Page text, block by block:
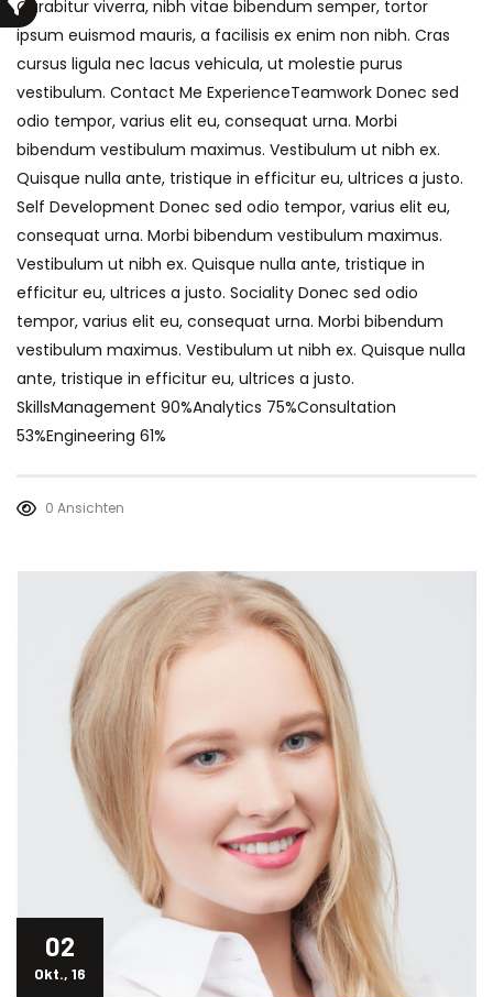
Curabitur viverra, nibh vitae bibendum semper, tortor
ipsum euismod mauris, a facilisis ex enim non nibh. Cras
cursus ligula nec lacus vehicula, ut molestie purus
vestibulum. Contact Me ExperienceTeamwork Donec sed
odio tempor, varius elit eu, consequat urna. Morbi
bibendum vestibulum maximus. Vestibulum ut nibh ex.
Quisque nulla ante, tristique in efficitur eu, ultrices a justo.
Self Development Donec sed odio tempor, varius elit eu,
consequat urna. Morbi bibendum vestibulum maximus.
Vestibulum ut nibh ex. Quisque nulla ante, tristique in
efficitur eu, ultrices a justo. Sociality Donec sed odio
tempor, varius elit eu, consequat urna. Morbi bibendum
vestibulum maximus. Vestibulum ut nibh ex. Quisque nulla
ante, tristique in efficitur eu, ultrices a justo.
SkillsManagement 90%Analytics 75%Consultation
53%Engineering 61%
0 Ansichten
02
Okt., 16